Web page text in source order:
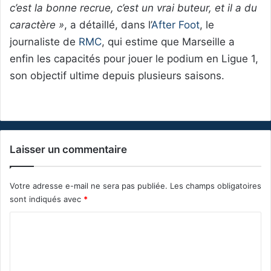
c’est la bonne recrue, c’est un vrai buteur, et il a du
caractère », a détaillé, dans l’After Foot, le
journaliste de RMC, qui estime que Marseille a
enfin les capacités pour jouer le podium en Ligue 1,
son objectif ultime depuis plusieurs saisons.
Laisser un commentaire
Votre adresse e-mail ne sera pas publiée. Les champs obligatoires
sont indiqués avec *